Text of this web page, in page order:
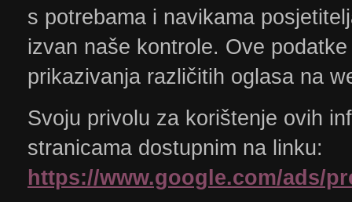
s potrebama i navikama
izvan naše kontrole. Ove
prikazivanja različitih oglasa na
Svoju privolu za korištenje ovih
stranicama dostupnim na linku:
https://www.google.com/ads/